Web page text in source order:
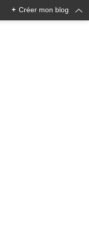
+ Créer mon blog